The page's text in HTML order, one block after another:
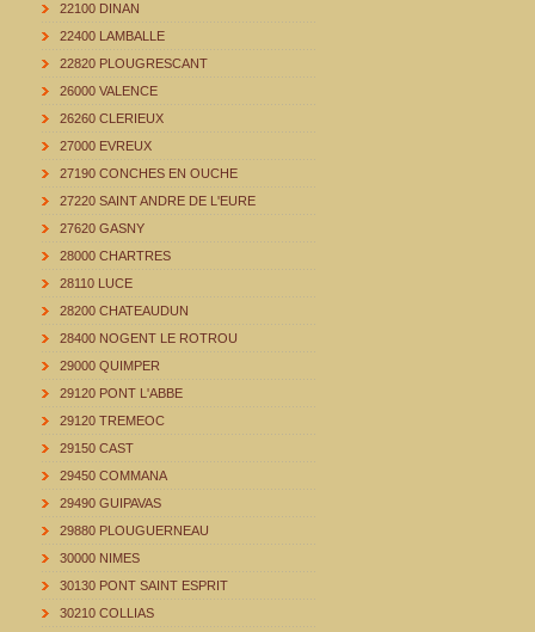
22100 DINAN
22400 LAMBALLE
22820 PLOUGRESCANT
26000 VALENCE
26260 CLERIEUX
27000 EVREUX
27190 CONCHES EN OUCHE
27220 SAINT ANDRE DE L'EURE
27620 GASNY
28000 CHARTRES
28110 LUCE
28200 CHATEAUDUN
28400 NOGENT LE ROTROU
29000 QUIMPER
29120 PONT L'ABBE
29120 TREMEOC
29150 CAST
29450 COMMANA
29490 GUIPAVAS
29880 PLOUGUERNEAU
30000 NIMES
30130 PONT SAINT ESPRIT
30210 COLLIAS